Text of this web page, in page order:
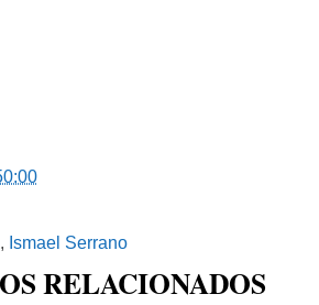
, Ismael Serrano
RELACIONADOS